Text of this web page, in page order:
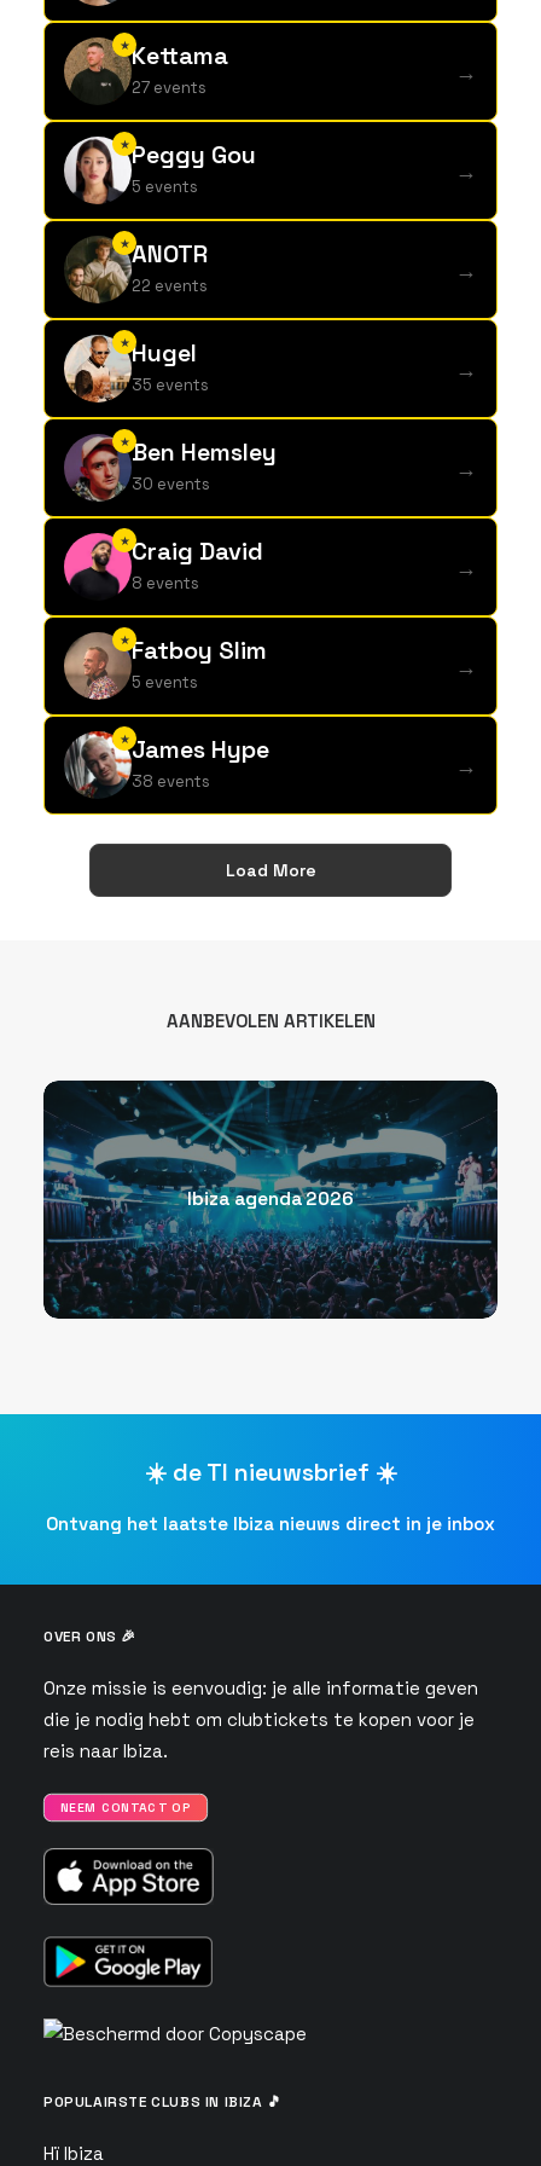
★Kettama
27 events
→
★Peggy Gou
5 events
→
★ANOTR
22 events
→
★Hugel
35 events
→
★Ben Hemsley
30 events
→
★Craig David
8 events
→
★Fatboy Slim
5 events
→
★James Hype
38 events
→
Load More
AANBEVOLEN ARTIKELEN
Ibiza agenda 2026
☀️ de TI nieuwsbrief ☀️
Ontvang het laatste Ibiza nieuws direct in je inbox
OVER ONS 🎉
Onze missie is eenvoudig: je alle informatie geven
die je nodig hebt om clubtickets te kopen voor je
reis naar Ibiza.
NEEM CONTACT OP
POPULAIRSTE CLUBS IN IBIZA 🎵
Hï Ibiza